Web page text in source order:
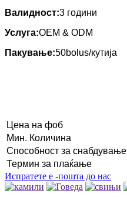
Валидност:3 години
Услуга:OEM & ODM
Пакување:50bolus/кутија
Цена на фоб
Мин. Количина
Способност за снабдување
Термин за плаќање
Испратете е -пошта до нас